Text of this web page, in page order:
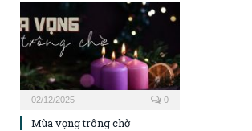
02/12/2025 0
Mùa vọng trông chờ